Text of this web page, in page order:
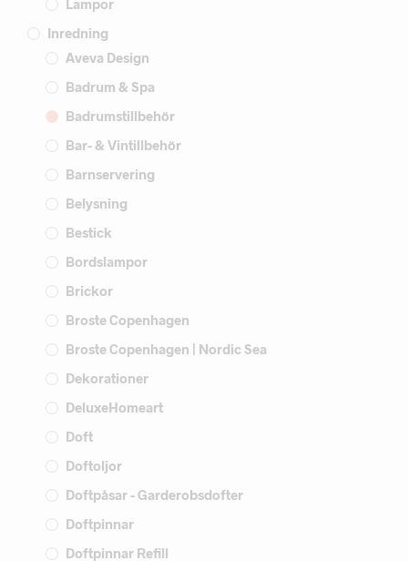
Lampor
Inredning
Aveva Design
Badrum & Spa
Badrumstillbehör
Bar- & Vintillbehör
Barnservering
Belysning
Bestick
Bordslampor
Brickor
Broste Copenhagen
Broste Copenhagen | Nordic Sea
Dekorationer
DeluxeHomeart
Doft
Doftoljor
Doftpåsar - Garderobsdofter
Doftpinnar
Doftpinnar Refill